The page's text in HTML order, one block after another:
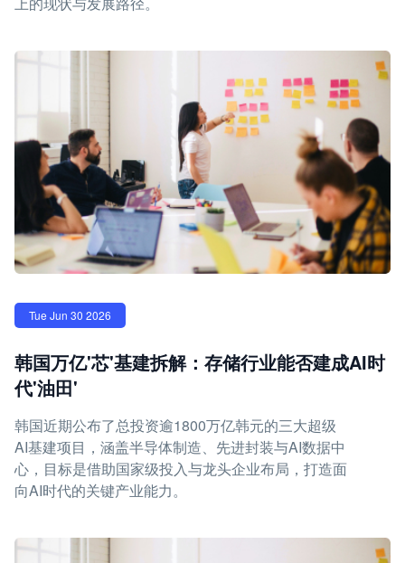
Tue Jun 30 2026
韩国万亿'芯'基建拆解：存储行业能否建成AI时
代'油田'
韩国近期公布了总投资逾1800万亿韩元的三大超级
AI基建项目，涵盖半导体制造、先进封装与AI数据中
心，目标是借助国家级投入与龙头企业布局，打造面
向AI时代的关键产业能力。